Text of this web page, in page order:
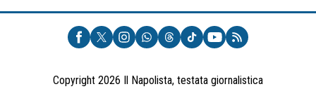
UNA
NUOVA
SCHEDA)
Copyright 2026 Il Napolista, testata giornalistica